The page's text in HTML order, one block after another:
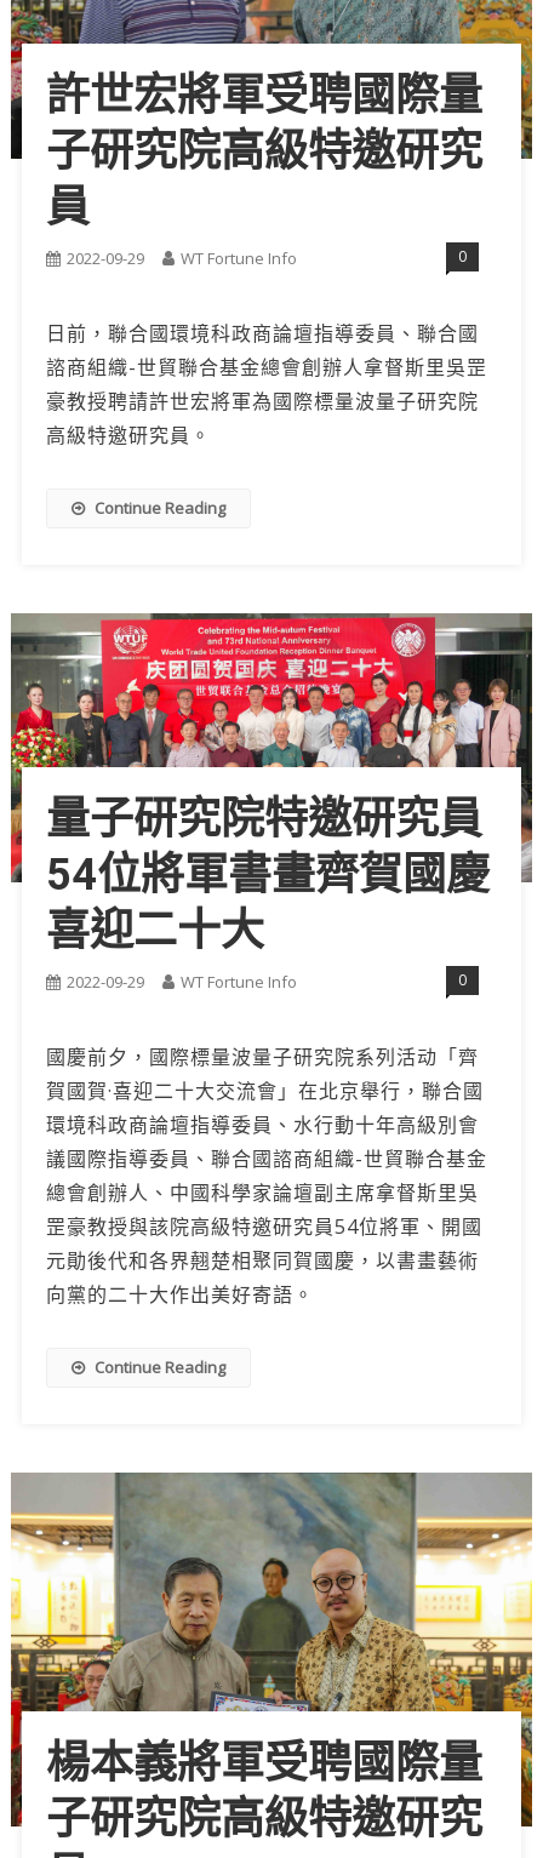
許世宏將軍受聘國際量
子研究院高級特邀研究
員
2022-09-29 WT Fortune Info 0
日前，聯合國環境科政商論壇指導委員、聯合國
諮商組織-世貿聯合基金總會創辦人拿督斯里吳罡
豪教授聘請許世宏將軍為國際標量波量子研究院
高級特邀研究員。
Continue Reading
量子研究院特邀研究員
54位將軍書畫齊賀國慶
喜迎二十大
2022-09-29 WT Fortune Info 0
國慶前夕，國際標量波量子研究院系列活动「齊
賀國賀·喜迎二十大交流會」在北京舉行，聯合國
環境科政商論壇指導委員、水行動十年高級別會
議國際指導委員、聯合國諮商組織-世貿聯合基金
總會創辦人、中國科學家論壇副主席拿督斯里吳
罡豪教授與該院高級特邀研究員54位將軍、開國
元勛後代和各界翹楚相聚同賀國慶，以書畫藝術
向黨的二十大作出美好寄語。
Continue Reading
楊本義將軍受聘國際量
子研究院高級特邀研究